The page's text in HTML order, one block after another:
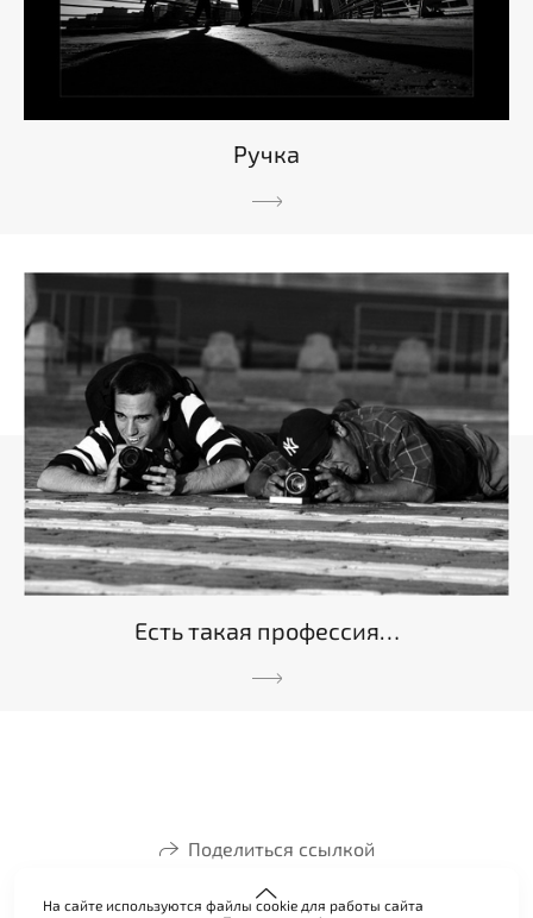
Ручка
Есть такая профессия…
Поделиться ссылкой
На сайте используются файлы cookie для работы сайта